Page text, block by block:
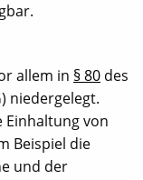
allem in § 80 des
niedergelegt.
von
Beispiel die
und der